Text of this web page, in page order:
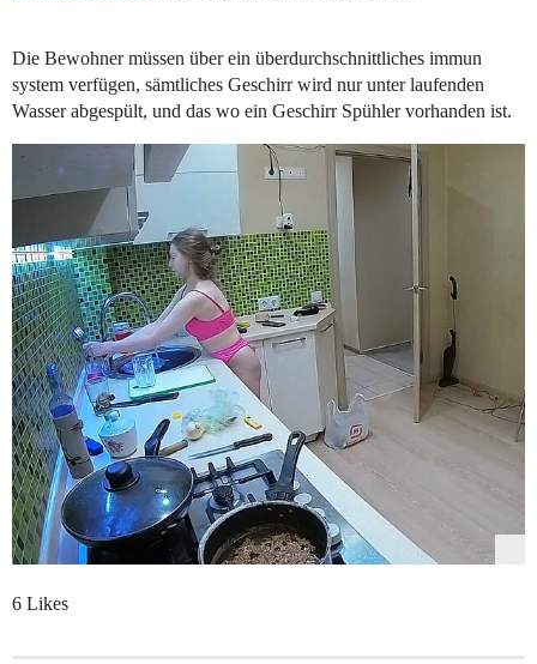
Die Bewohner müssen über ein überdurchschnittliches immun
system verfügen, sämtliches Geschirr wird nur unter laufenden
Wasser abgespült, und das wo ein Geschirr Spühler vorhanden ist.
6 Likes